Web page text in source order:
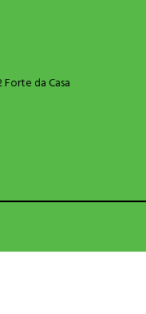
da Casa